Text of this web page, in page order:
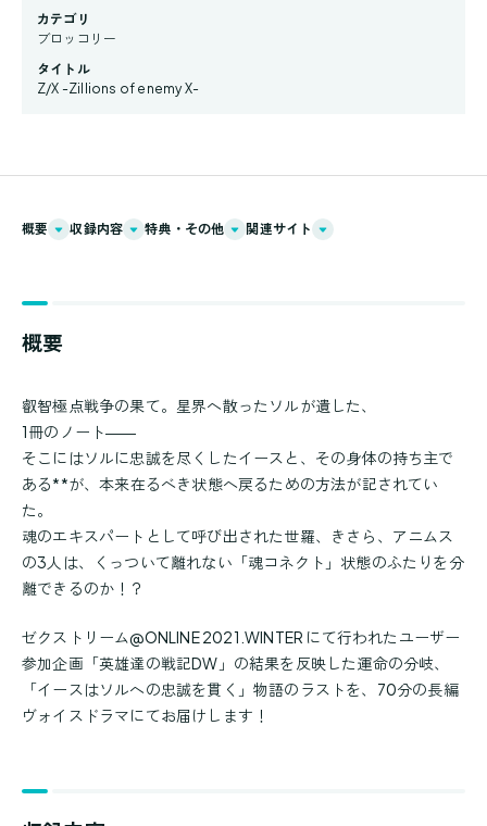
カテゴリ
ブロッコリー
タイトル
Z/X -Zillions of enemy X-
概要 収録内容 特典・その他 関連サイト
概要
叡智極点戦争の果て。星界へ散ったソルが遺した、
1冊のノート――
そこにはソルに忠誠を尽くしたイースと、その身体の持ち主で
ある**が、本来在るべき状態へ戻るための方法が記されてい
た。
魂のエキスパートとして呼び出された世羅、きさら、アニムス
の3人は、くっついて離れない「魂コネクト」状態のふたりを分
離できるのか！？
ゼクストリーム@ONLINE 2021.WINTER にて行われたユーザー
参加企画「英雄達の戦記DW」の結果を反映した運命の分岐、
「イースはソルへの忠誠を貫く」物語のラストを、70分の長編
ヴォイスドラマにてお届けします！